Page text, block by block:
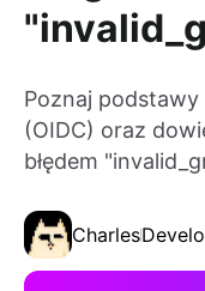
Poznaj
(OIDC) oraz
błędem
Charles